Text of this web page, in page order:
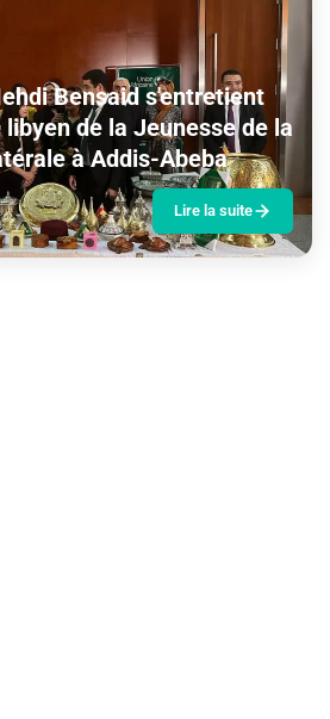
Bensaid s'entretient
de la Jeunesse de la
à Addis-Abeba
Lire la suite